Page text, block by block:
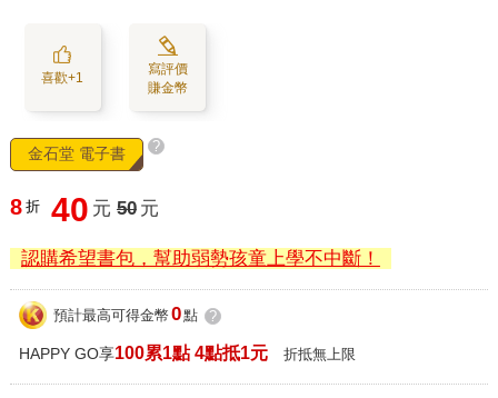
喜歡+1
寫評價
賺金幣
金石堂 電子書 ?
8 折 40 元 50 元
認購希望書包，幫助弱勢孩童上學不中斷！
預計最高可得金幣 0點 ?
HAPPY GO享100累1點 4點抵1元 折抵無上限